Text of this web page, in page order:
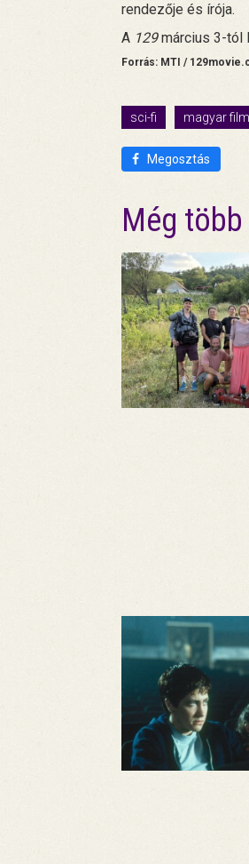
rendezője és írója.
A 129március 3-tól
Forrás: MTI /
sci-fi magyar film
Megosztás
Még